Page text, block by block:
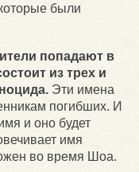
были
попадают в
из трех и
Эти имена
погибших. И
и оно будет
имя
во время Шоа.